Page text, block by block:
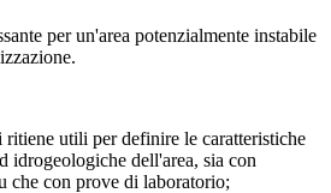
per un'area potenzialmente instabile
utili per definire le caratteristiche
idrogeologiche dell'area, sia con
che con prove di laboratorio;